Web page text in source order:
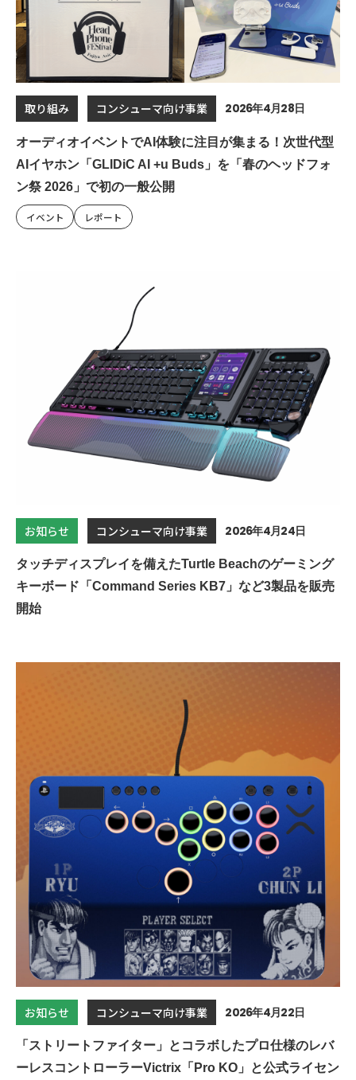
取り組み コンシューマ向け事業 2026年4月28日
オーディオイベントでAI体験に注目が集まる！次世代型
AIイヤホン「GLIDiC AI +u Buds」を「春のヘッドフォ
ン祭 2026」で初の一般公開
イベント レポート
お知らせ コンシューマ向け事業 2026年4月24日
タッチディスプレイを備えたTurtle Beachのゲーミング
キーボード「Command Series KB7」など3製品を販売
開始
お知らせ コンシューマ向け事業 2026年4月22日
「ストリートファイター」とコラボしたプロ仕様のレバ
ーレスコントローラーVictrix「Pro KO」と公式ライセン